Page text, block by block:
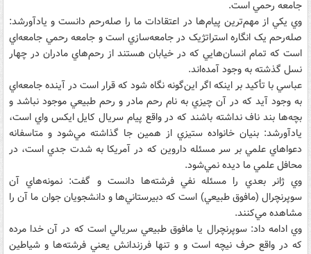
جامعه رحمي است.
وي يکي از مهم‌ترين پيام‌ها در اعتقادات ما را صله‌رحم دانست و يادآورشد:
صله‌رحم يک انگاره استراتژيک در جامعه‌سازي است و جامعه رحمي جامعه‌اي
است که تمام انسان‌هايي که در خيابان هستند از رحم‌هاي مادران در چهار
نسل گذشته به وجود آمده‌اند.
عباسي با تأکيد بر اينکه اگر اين‌گونه نگاه شود که قرار است در آينده جامعه‌اي
به وجود آيد که در آن چيزي به نام رحم مادر و رحم طبيعي موجود نباشد و
بچه‌ها بند ناف نداشته باشند که در واقع پيام سريال کايل ايکس ‌واي است،
يادآورشد: بنيان خانواده ستيزي از همين جا گذاشته مي‌شود و متاسفانه
دعواهاي علمي بر سر مسئله داروين که در آمريکا به شدت جدي است، در
محافل علمي ما ديده نمي‌شود.
وي ژانر بعدي را مسئله نفي فرشته‌ها دانست و گفت: نمونه‌هاي آن
سوپرنچرال (مافوق طبيعي) است که دبيرستاني‌ها و دانشجويان جوان ما آن را
مشاهده مي‌کنند.
وي ادامه داد: سوپرنچرال يا مافوق طبيعي سريالي است که در آن خدا مرده
که در واقع حرف نيچه است و و تنها فرزندانش يعني فرشته‌ها و شياطين